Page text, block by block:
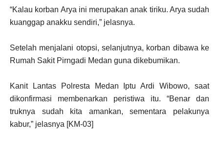
“Kalau korban Arya ini merupakan anak tiriku. Arya sudah
kuanggap anakku sendiri,” jelasnya.
Setelah menjalani otopsi, selanjutnya, korban dibawa ke
Rumah Sakit Pirngadi Medan guna dikebumikan.
Kanit Lantas Polresta Medan Iptu Ardi Wibowo, saat
dikonfirmasi membenarkan peristiwa itu. “Benar dan
truknya sudah kita amankan, sementara pelakunya
kabur,” jelasnya [KM-03]